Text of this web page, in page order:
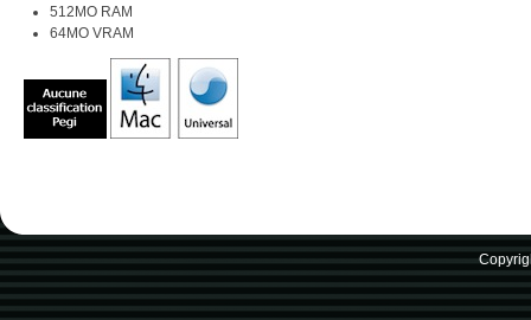
512MO RAM
64MO VRAM